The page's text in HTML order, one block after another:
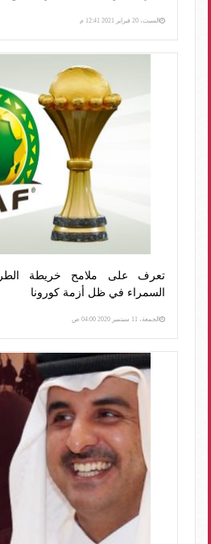
السبت، 20 فبراير 2021 12:41 م
تعرف على ملامح خريطة
السمراء في ظل أزمة كورونا
الجمعة، 11 سبتمبر 2020 04:00 ص